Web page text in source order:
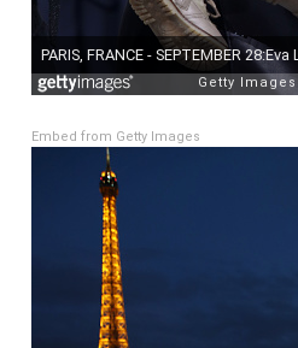
Embed from Getty Images